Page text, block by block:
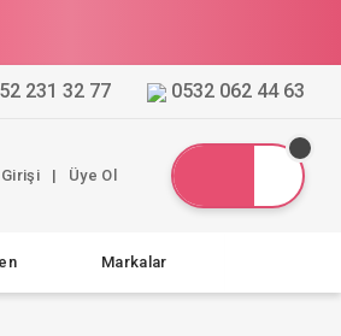
231 32 77 0532 062 44 63
| Üye Ol
Markalar